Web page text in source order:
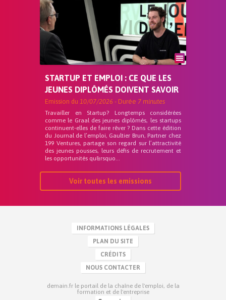
STARTUP ET EMPLOI : CE QUE LES
JEUNES DIPLÔMÉS DOIVENT SAVOIR
Emission du 10/07/2026 - Durée 7 minutes
Travailler en Startup? Longtemps considérées
comme le Graal des jeunes diplômés, les startups
continuent-elles de faire rêver ? Dans cette édition
du Journal de l’emploi, Gaultier Brun, Partner chez
199 Ventures, partage son regard sur l’attractivité
des jeunes pousses, leurs défis de recrutement et
les opportunités qu&rsquo...
Voir toutes les emissions
INFORMATIONS LÉGALES
PLAN DU SITE
CRÉDITS
NOUS CONTACTER
demain.fr le portail de la chaîne de l'emploi, de la
formation et de l'entreprise